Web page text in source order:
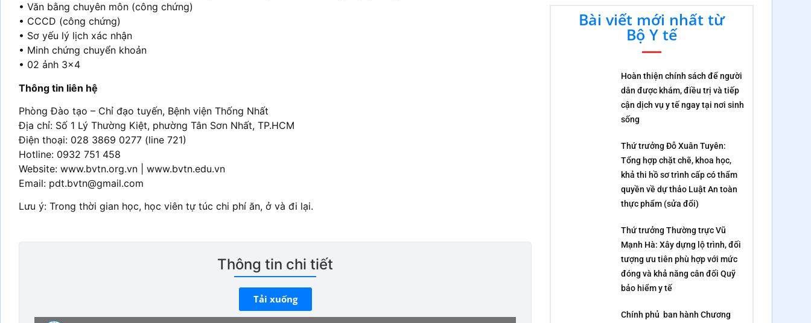
• Văn bằng chuyên môn (công chứng)
• CCCD (công chứng)
• Sơ yếu lý lịch xác nhận
• Minh chứng chuyển khoản
• 02 ảnh 3×4
Thông tin liên hệ
Phòng Đào tạo – Chỉ đạo tuyến, Bệnh viện Thống Nhất
Địa chỉ: Số 1 Lý Thường Kiệt, phường Tân Sơn Nhất, TP.HCM
Điện thoại: 028 3869 0277 (line 721)
Hotline: 0932 751 458
Website: www.bvtn.org.vn | www.bvtn.edu.vn
Email: pdt.bvtn@gmail.com
Lưu ý: Trong thời gian học, học viên tự túc chi phí ăn, ở và đi lại.
Thông tin chi tiết
Tải xuống
Bài viết mới nhất từ
Bộ Y tế
Hoàn thiện chính sách để người
dân được khám, điều trị và tiếp
cận dịch vụ y tế ngay tại nơi sinh
sống
Thứ trưởng Đỗ Xuân Tuyên:
Tổng hợp chặt chẽ, khoa học,
khả thi hồ sơ trình cấp có thẩm
quyền về dự thảo Luật An toàn
thực phẩm (sửa đổi)
Thứ trưởng Thường trực Vũ
Mạnh Hà: Xây dựng lộ trình, đối
tượng ưu tiên phù hợp với mức
đóng và khả năng cân đối Quỹ
bảo hiểm y tế
Chính phủ ban hành Chương